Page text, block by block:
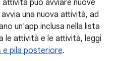
può avviare nuove
una nuova attività, ad
un'app inclusa nella lista
le attività e le attività, leggi
e pila posteriore.